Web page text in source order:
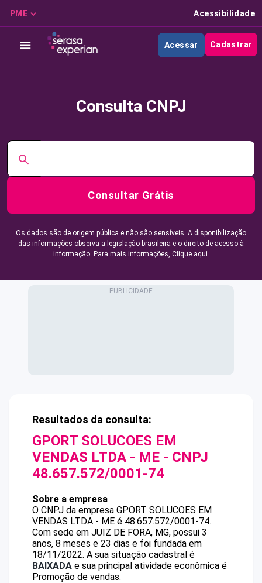
PME Acessibilidade
Acessar Cadastrar
Consulta CNPJ
Consultar Grátis
Os dados são de origem pública e não são sensíveis. A disponibilização
das informações observa a legislação brasileira e o direito de acesso à
informação. Para mais informações, Clique aqui.
Resultados da consulta:
GPORT SOLUCOES EM
VENDAS LTDA - ME - CNPJ
48.657.572/0001-74
Sobre a empresa
O CNPJ da empresa GPORT SOLUCOES EM
VENDAS LTDA - ME é 48.657.572/0001-74.
Com sede em JUIZ DE FORA, MG, possui 3
anos, 8 meses e 23 dias e foi fundada em
18/11/2022. A sua situação cadastral é
BAIXADA e sua principal atividade econômica é
Promoção de vendas.